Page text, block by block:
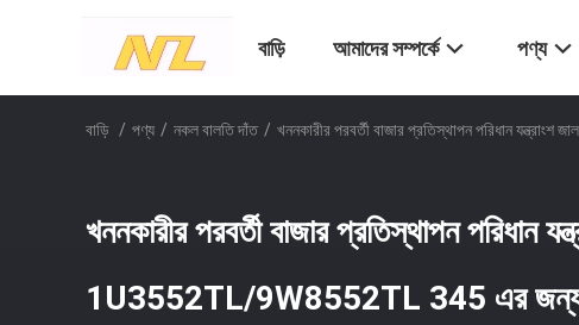
বাড়ি আমাদের সম্পর্কে পণ্য
বাড়ি / পণ্য / নকল বালতি দাঁত / খননকারীর পরবর্তী বাজার প্রতিস্থাপন পরিধান
খননকারীর পরবর্তী বাজার প্রতিস্থাপন পরিধান
1U3552TL/9W8552TL 345 এর